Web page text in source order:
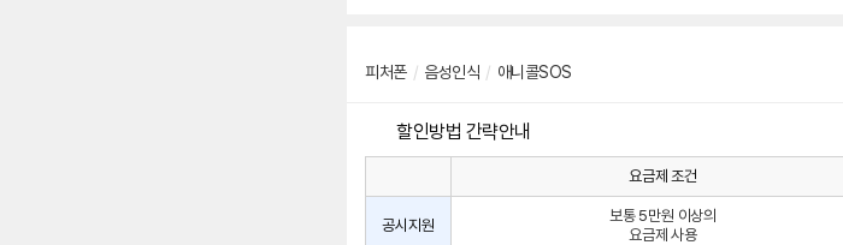
피처폰 / 음성인식 / 애니콜SOS
할인방법 간략안내
사
요금제 조건
공시지원
보통 5만원 이상의
요금제 사용